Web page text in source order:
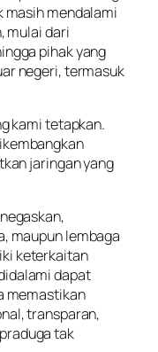
masih mendalami
mulai dari
pihak yang
negeri, termasuk
kami tetapkan.
jaringan yang
maupun lembaga
keterkaitan
dapat
memastikan
transparan,
tak